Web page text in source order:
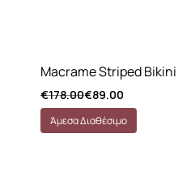
Macrame Striped Bikini
€178.00€89.00
Άμεσα Διαθέσιμο